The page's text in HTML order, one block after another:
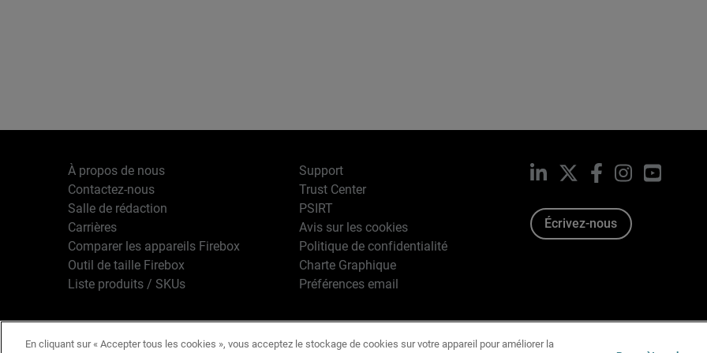
À propos de nous
Contactez-nous
Salle de rédaction
Carrières
Comparer les appareils Firebox
Outil de taille Firebox
Liste produits / SKUs
Support
Trust Center
PSIRT
Avis sur les cookies
Politique de confidentialité
Charte Graphique
Préférences email
LinkedIn Facebook
Instagram
Écrivez-nous
Français
En cliquant sur « Accepter tous les cookies », vous acceptez le stockage de cookies sur votre appareil pour améliorer la